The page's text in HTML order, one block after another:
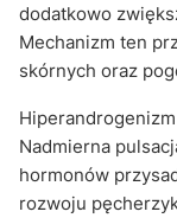
dodatkowo
Mechanizm ten
skórnych oraz
Nadmierna
hormonów
rozwoju